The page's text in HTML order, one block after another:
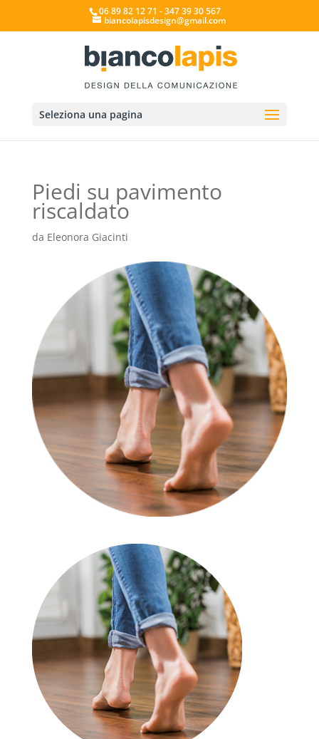
06 89 82 12 71 - 347 39 30 567
biancolapisdesign@gmail.com
Seleziona una pagina
Piedi su pavimento
riscaldato
da Eleonora Giacinti